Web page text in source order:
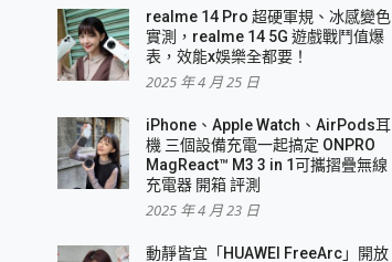
realme 14 Pro 超硬軍規、冰感變色
實測，realme 14 5G 遊戲戰鬥值爆
表，效能x娛樂全都要！
2025 年 4 月 25 日
iPhone、Apple Watch、AirPods耳
機 三個設備充電一起搞定 ONPRO
MagReact™ M3 3 in 1可攜摺疊無線
充電器 開箱 評測
2025 年 4 月 23 日
動靜皆宜「HUAWEI FreeArc」開放